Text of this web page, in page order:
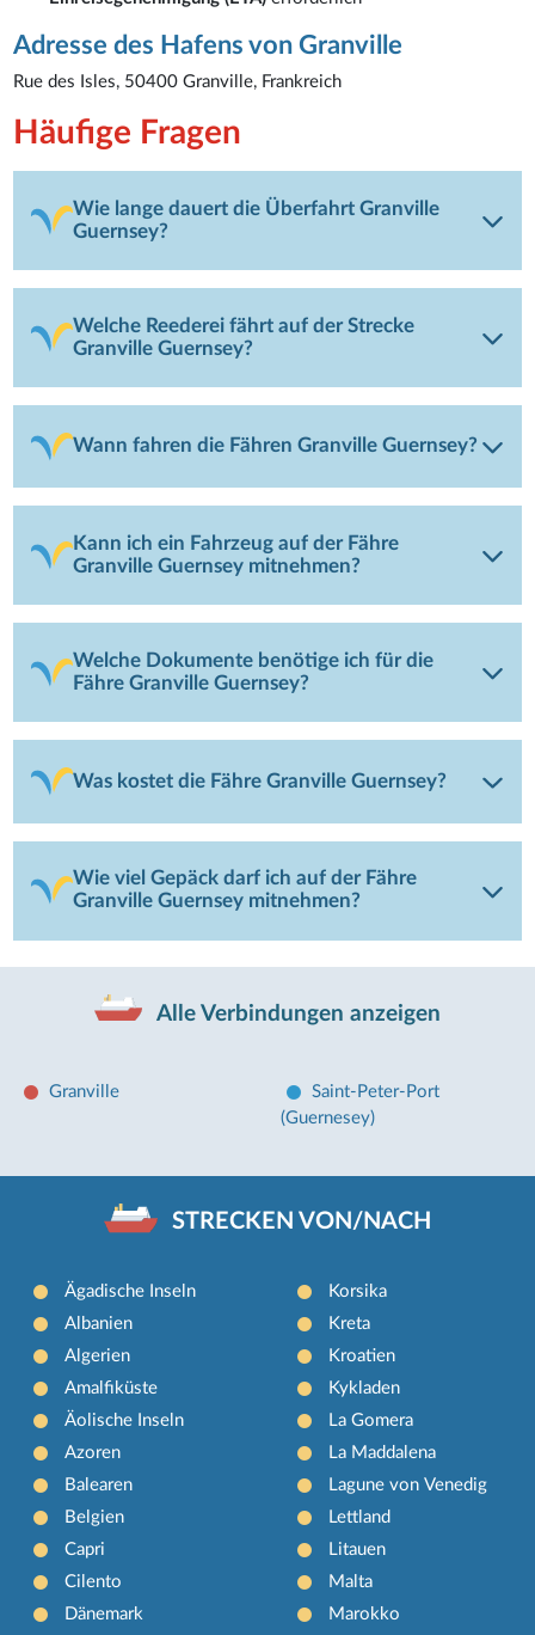
Adresse des Hafens von Granville
Rue des Isles, 50400 Granville, Frankreich
Häufige Fragen
Wie lange dauert die Überfahrt Granville
Guernsey?
Welche Reederei fährt auf der Strecke
Granville Guernsey?
Wann fahren die Fähren Granville Guernsey?
Kann ich ein Fahrzeug auf der Fähre
Granville Guernsey mitnehmen?
Welche Dokumente benötige ich für die
Fähre Granville Guernsey?
Was kostet die Fähre Granville Guernsey?
Wie viel Gepäck darf ich auf der Fähre
Granville Guernsey mitnehmen?
Alle Verbindungen anzeigen
Granville
Saint-Peter-Port
(Guernesey)
STRECKEN VON/NACH
Ägadische Inseln
Albanien
Algerien
Amalfiküste
Äolische Inseln
Azoren
Balearen
Belgien
Capri
Cilento
Dänemark
Korsika
Kreta
Kroatien
Kykladen
La Gomera
La Maddalena
Lagune von Venedig
Lettland
Litauen
Malta
Marokko